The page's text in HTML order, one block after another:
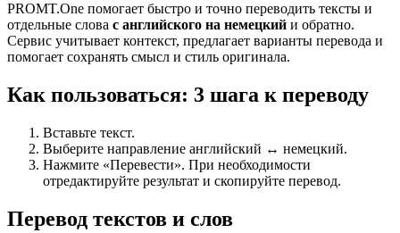
PROMT.One помогает быстро и точно переводить тексты и
отдельные слова с английского на немецкий и обратно.
Сервис учитывает контекст, предлагает варианты перевода и
помогает сохранять смысл и стиль оригинала.
Как пользоваться: 3 шага к переводу
Вставьте текст.
Выберите направление английский ↔ немецкий.
Нажмите «Перевести». При необходимости
отредактируйте результат и скопируйте перевод.
Перевод текстов и слов